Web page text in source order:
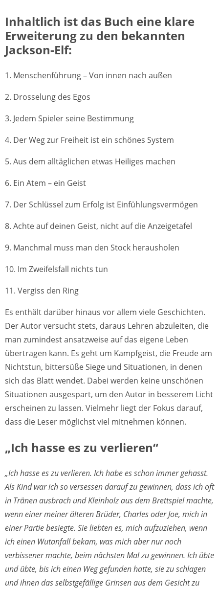
Inhaltlich ist das Buch eine klare
Erweiterung zu den bekannten
Jackson-Elf:
1. Menschenführung – Von innen nach außen
2. Drosselung des Egos
3. Jedem Spieler seine Bestimmung
4. Der Weg zur Freiheit ist ein schönes System
5. Aus dem alltäglichen etwas Heiliges machen
6. Ein Atem – ein Geist
7. Der Schlüssel zum Erfolg ist Einfühlungsvermögen
8. Achte auf deinen Geist, nicht auf die Anzeigetafel
9. Manchmal muss man den Stock herausholen
10. Im Zweifelsfall nichts tun
11. Vergiss den Ring
Es enthält darüber hinaus vor allem viele Geschichten.
Der Autor versucht stets, daraus Lehren abzuleiten, die
man zumindest ansatzweise auf das eigene Leben
übertragen kann. Es geht um Kampfgeist, die Freude am
Nichtstun, bittersüße Siege und Situationen, in denen
sich das Blatt wendet. Dabei werden keine unschönen
Situationen ausgespart, um den Autor in besserem Licht
erscheinen zu lassen. Vielmehr liegt der Fokus darauf,
dass die Leser möglichst viel mitnehmen können.
„Ich hasse es zu verlieren“
„Ich hasse es zu verlieren. Ich habe es schon immer gehasst.
Als Kind war ich so versessen darauf zu gewinnen, dass ich oft
in Tränen ausbrach und Kleinholz aus dem Brettspiel machte,
wenn einer meiner älteren Brüder, Charles oder Joe, mich in
einer Partie besiegte. Sie liebten es, mich aufzuziehen, wenn
ich einen Wutanfall bekam, was mich aber nur noch
verbissener machte, beim nächsten Mal zu gewinnen. Ich übte
und übte, bis ich einen Weg gefunden hatte, sie zu schlagen
und ihnen das selbstgefällige Grinsen aus dem Gesicht zu